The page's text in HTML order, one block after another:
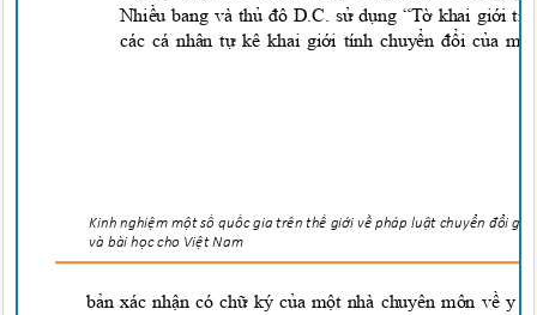
Nhiều bang và thủ đô D.C. sử dụng “Tờ khai giới
các cá nhân tự kê khai giới tính chuyển đổi của
Kinh nghiệm một sốquốc gia trên thế giới vềpháp luật chuyển đổi g
và bài học cho Việt Nam
bản xác nhận có chữ ky của một nhà chuyên môn về y